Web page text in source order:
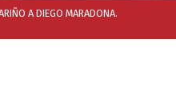
A DIEGO MARADONA.